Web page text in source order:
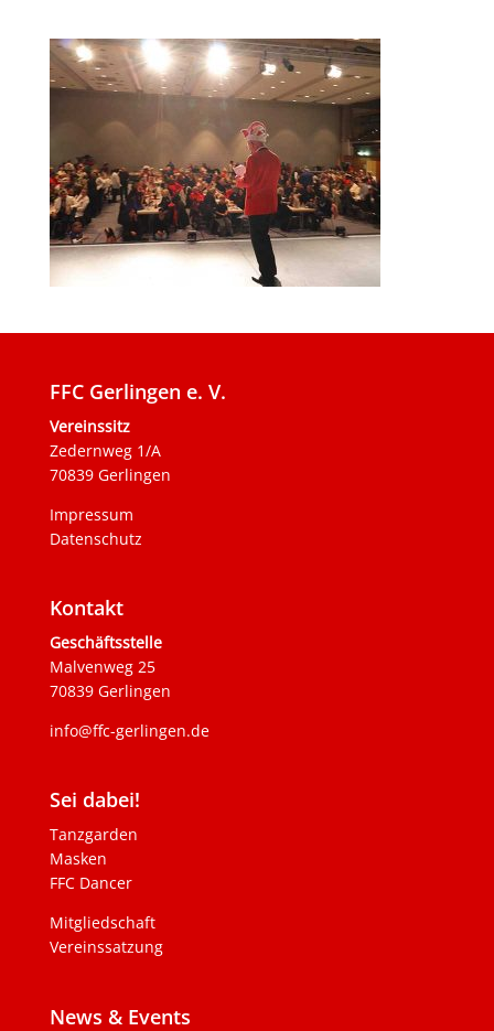
FFC Gerlingen e. V.
Vereinssitz
Zedernweg 1/A
70839 Gerlingen
Impressum
Datenschutz
Kontakt
Geschäftsstelle
Malvenweg 25
70839 Gerlingen
info@ffc-gerlingen.de
Sei dabei!
Tanzgarden
Masken
FFC Dancer
Mitgliedschaft
Vereinssatzung
News & Events